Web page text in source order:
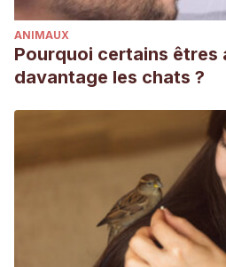
ANIMAUX
Pourquoi certains êtres
davantage les chats ?